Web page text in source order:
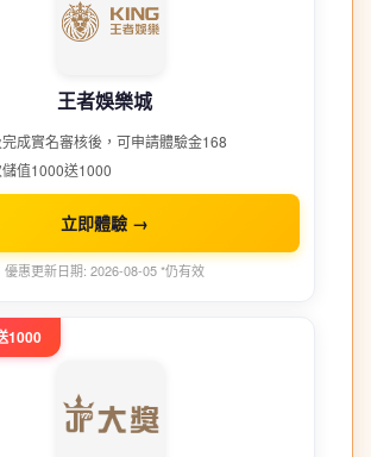
王者娛樂城
成實名審核後，可申請體驗金168
值1000送1000
立即體驗 →
優惠更新日期: 2026-08-05 *仍有效
1000